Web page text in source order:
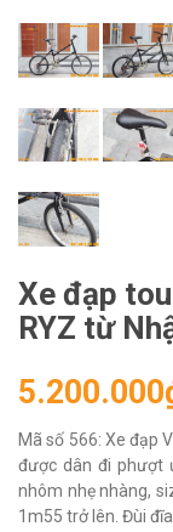
Xe đạp
RYZ từ
Mã số 566: Xe đạp
được dân đi phượt
nhôm nhẹ nhàng,
1m55 trở lên. Đùi